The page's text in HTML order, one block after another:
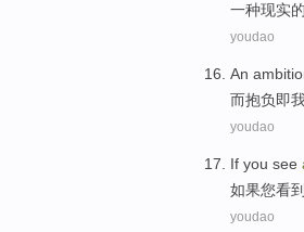
一种现实的
youdao
An
而抱负 即
youdao
If you see
如果您看到
youdao